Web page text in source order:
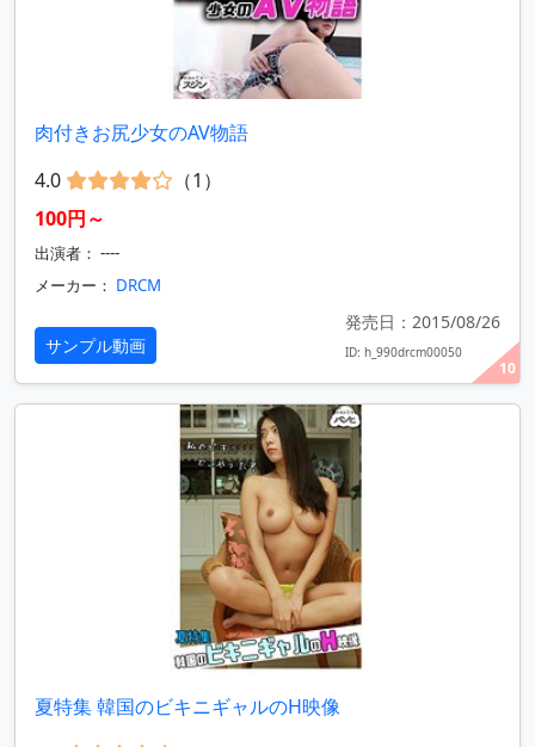
10
肉付きお尻少女のAV物語
4.0
（1）
100円～
出演者： ----
メーカー： DRCM
サンプル動画
発売日：2015/08/26
ID: h_990drcm00050
夏特集 韓国のビキニギャルのH映像